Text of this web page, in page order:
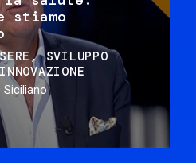
stiamo
SVILUPPO
Siciliano